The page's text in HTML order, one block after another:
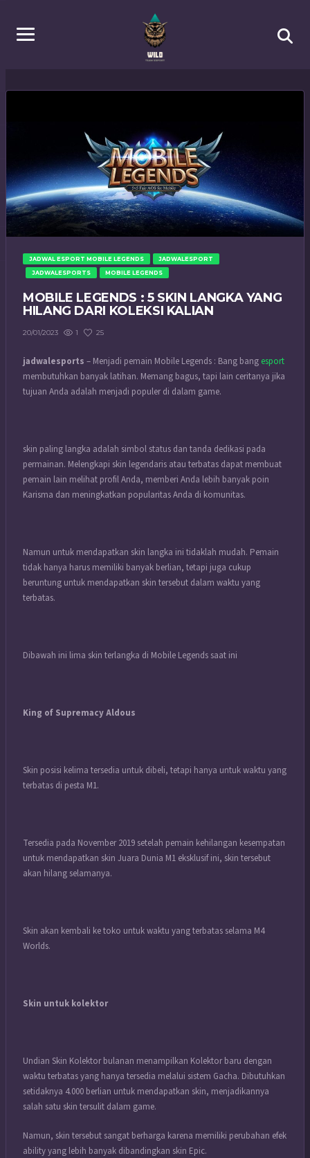
JADWAL ESPORT MOBILE LEGENDS
JADWALESPORT
JADWALESPORTS
MOBILE LEGENDS
MOBILE LEGENDS : 5 SKIN LANGKA YANG
HILANG DARI KOLEKSI KALIAN
20/01/2023 1 25
jadwalesports – Menjadi pemain Mobile Legends : Bang bang esport
membutuhkan banyak latihan. Memang bagus, tapi lain ceritanya jika
tujuan Anda adalah menjadi populer di dalam game.
skin paling langka adalah simbol status dan tanda dedikasi pada
permainan. Melengkapi skin legendaris atau terbatas dapat membuat
pemain lain melihat profil Anda, memberi Anda lebih banyak poin
Karisma dan meningkatkan popularitas Anda di komunitas.
Namun untuk mendapatkan skin langka ini tidaklah mudah. Pemain
tidak hanya harus memiliki banyak berlian, tetapi juga cukup
beruntung untuk mendapatkan skin tersebut dalam waktu yang
terbatas.
Dibawah ini lima skin terlangka di Mobile Legends saat ini
King of Supremacy Aldous
Skin posisi kelima tersedia untuk dibeli, tetapi hanya untuk waktu yang
terbatas di pesta M1.
Tersedia pada November 2019 setelah pemain kehilangan kesempatan
untuk mendapatkan skin Juara Dunia M1 eksklusif ini, skin tersebut
akan hilang selamanya.
Skin akan kembali ke toko untuk waktu yang terbatas selama M4
Worlds.
Skin untuk kolektor
Undian Skin Kolektor bulanan menampilkan Kolektor baru dengan
waktu terbatas yang hanya tersedia melalui sistem Gacha. Dibutuhkan
setidaknya 4.000 berlian untuk mendapatkan skin, menjadikannya
salah satu skin tersulit dalam game.
Namun, skin tersebut sangat berharga karena memiliki perubahan efek
ability yang lebih banyak dibandingkan skin Epic.